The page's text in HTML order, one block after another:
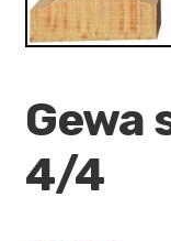
Gewa
4/4